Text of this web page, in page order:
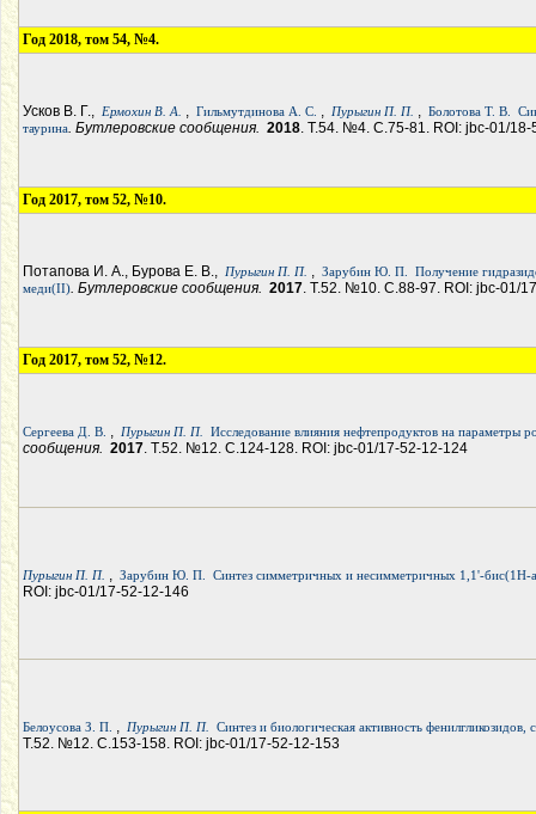
Год 2018, том 54, №4.
Усков В. Г., Ермохин В. А. , Гильмутдинова А. С. , Пурыгин П. П. , Болотова Т. В.
таурина. Бутлеровские сообщения. 2018. Т.54. №4. С.75-81. ROI: jbc-01/18-
Год 2017, том 52, №10.
Потапова И. А., Бурова Е. В., Пурыгин П. П. , Зарубин Ю. П.
Получение
меди(II). Бутлеровские сообщения. 2017. Т.52. №10. С.88-97. ROI: jbc-01/
Год 2017, том 52, №12.
Сергеева Д. В. , Пурыгин П. П. Исследование влияния нефтепродуктов на параметры
сообщения. 2017. Т.52. №12. С.124-128. ROI: jbc-01/17-52-12-124
Пурыгин П. П. , Зарубин Ю. П. Синтез симметричных и несимметричных 1,1'-бис(1H-
ROI: jbc-01/17-52-12-146
Белоусова З. П. , Пурыгин П. П. Синтез и биологическая активность
Т.52. №12. С.153-158. ROI: jbc-01/17-52-12-153